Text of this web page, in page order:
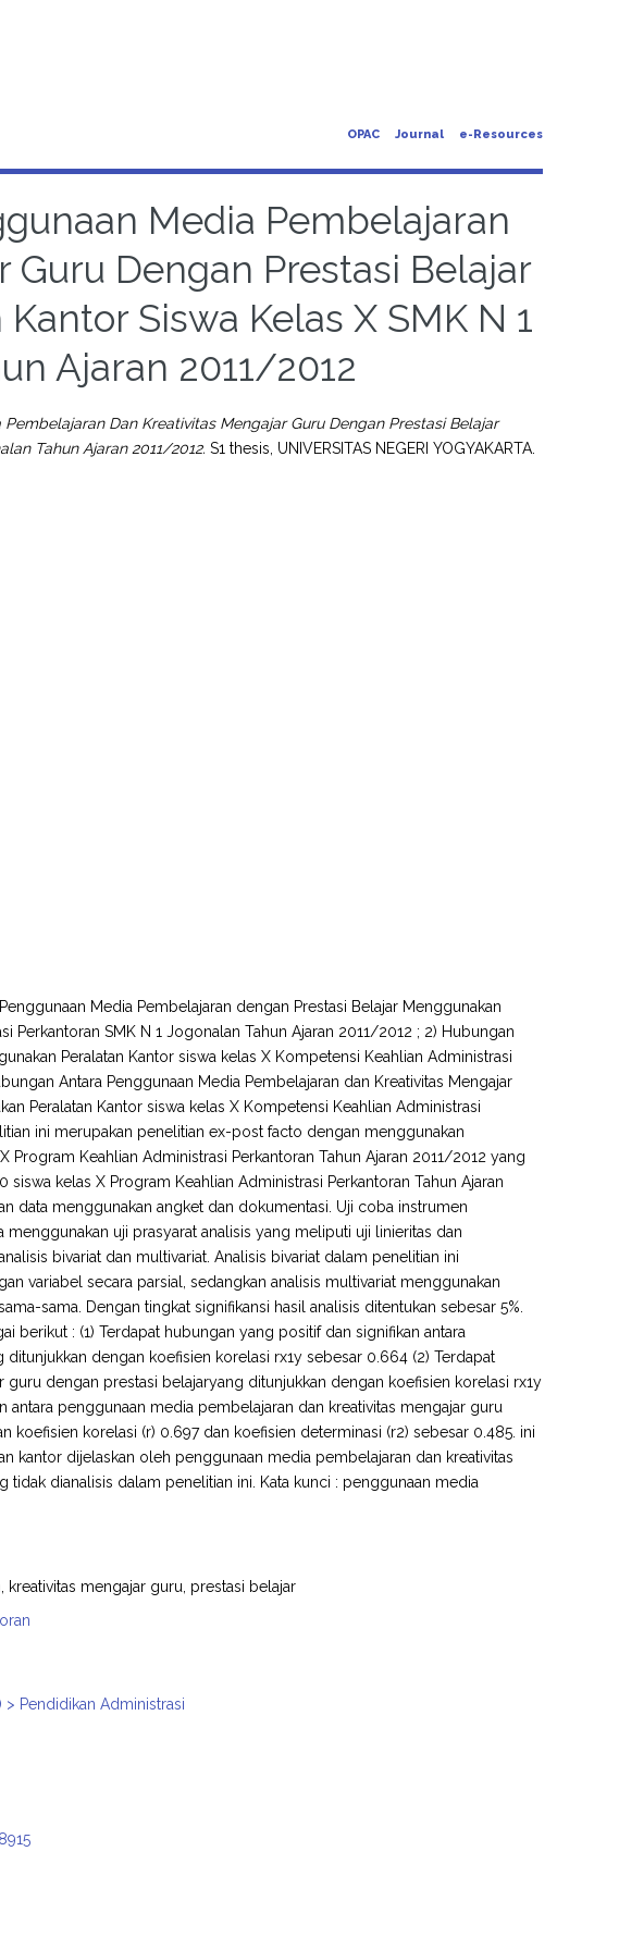
OPAC Journal e-Resources
Media Pembelajaran
Guru Dengan Prestasi Belajar
Siswa Kelas X SMK N 1
Ajaran 2011/2012
Dan Kreativitas Mengajar Guru Dengan Prestasi Belajar
Tahun Ajaran 2011/2012. S1 thesis, UNIVERSITAS NEGERI YOGYAKARTA.
Media Pembelajaran dengan Prestasi Belajar Menggunakan
Perkantoran SMK N 1 Jogonalan Tahun Ajaran 2011/2012 ; 2) Hubungan
Peralatan Kantor siswa kelas X Kompetensi Keahlian Administrasi
Antara Penggunaan Media Pembelajaran dan Kreativitas Mengajar
Peralatan Kantor siswa kelas X Kompetensi Keahlian Administrasi
ini merupakan penelitian ex-post facto dengan menggunakan
Program Keahlian Administrasi Perkantoran Tahun Ajaran 2011/2012 yang
kelas X Program Keahlian Administrasi Perkantoran Tahun Ajaran
data menggunakan angket dan dokumentasi. Uji coba instrumen
uji prasyarat analisis yang meliputi uji linieritas dan
bivariat dan multivariat. Analisis bivariat dalam penelitian ini
variabel secara parsial, sedangkan analisis multivariat menggunakan
sama. Dengan tingkat signifikansi hasil analisis ditentukan sebesar 5%.
berikut : (1) Terdapat hubungan yang positif dan signifikan antara
dengan koefisien korelasi rx1y sebesar 0.664 (2) Terdapat
dengan prestasi belajaryang ditunjukkan dengan koefisien korelasi rx1y
penggunaan media pembelajaran dan kreativitas mengajar guru
koefisien korelasi (r) 0.697 dan koefisien determinasi (r2) sebesar 0.485. ini
kantor dijelaskan oleh penggunaan media pembelajaran dan kreativitas
tidak dianalisis dalam penelitian ini. Kata kunci : penggunaan media
mengajar guru, prestasi belajar
> Pendidikan Administrasi